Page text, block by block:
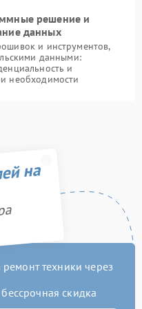
решение и
данных
и инструментов,
данными:
и
необходимости
на
техники через
скидка